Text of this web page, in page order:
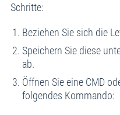
Schritte:
Beziehen Sie sich die
Speichern Sie diese
ab.
Öffnen Sie eine CMD
folgendes Kommando: